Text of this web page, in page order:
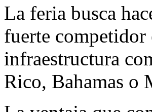
La feria busca
fuerte competidor
infraestructura
Rico, Bahamas o